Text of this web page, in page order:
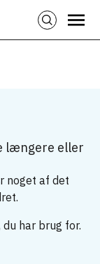
længere eller
noget af det
har brug for.